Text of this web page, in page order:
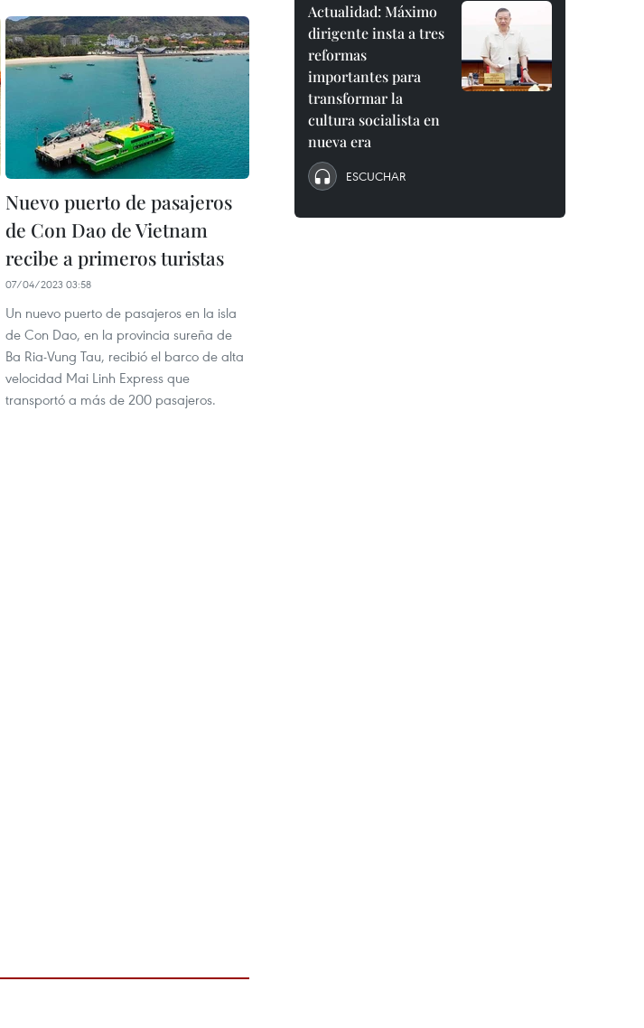
Nuevo puerto de pasajeros
de Con Dao de Vietnam
recibe a primeros turistas
07/04/2023 03:58
Un nuevo puerto de pasajeros en la isla
de Con Dao, en la provincia sureña de
Ba Ria-Vung Tau, recibió el barco de alta
velocidad Mai Linh Express que
transportó a más de 200 pasajeros.
Actualidad: Máximo
dirigente insta a tres
reformas
importantes para
transformar la
cultura socialista en
nueva era
ESCUCHAR